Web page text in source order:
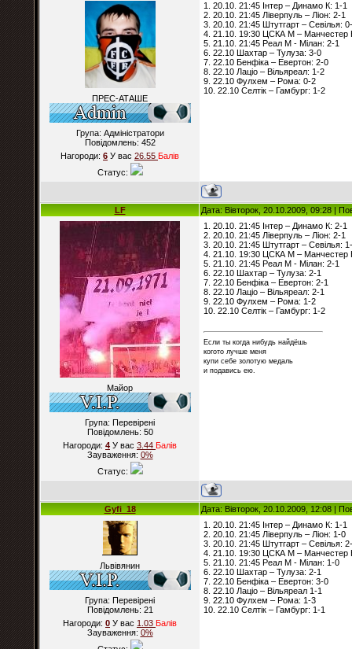
ПРЕС-АТАШЕ
Група: Адміністратори
Повідомлень: 452
Нагороди: 6 У вас 26.55 Балiв
Статус:
1. 20.10. 21:45 Інтер – Динамо К: 1-1
2. 20.10. 21:45 Ліверпуль – Ліон: 2-1
3. 20.10. 21:45 Штутгарт – Севілья:
4. 21.10. 19:30 ЦСКА М –
5. 21.10. 21:45 Реал М - Мілан: 2-1
6. 22.10 Шахтар – Тулуза: 3-0
7. 22.10 Бенфіка – Евертон: 2-0
8. 22.10 Лаціо – Вільяреал: 1-2
9. 22.10 Фулхем – Рома: 0-2
10. 22.10 Селтік – Гамбург: 1-2
LF Дата: Вівторок, 20.10.2009, 09:28 |
Майор
Група: Перевірені
Повідомлень: 50
Нагороди: 4 У вас 3.44 Балiв
Зауваження: 0%
Статус:
1. 20.10. 21:45 Інтер – Динамо К: 2-1
2. 20.10. 21:45 Ліверпуль – Ліон: 2-1
3. 20.10. 21:45 Штутгарт – Севілья:
4. 21.10. 19:30 ЦСКА М –
5. 21.10. 21:45 Реал М - Мілан: 2-1
6. 22.10 Шахтар – Тулуза: 2-1
7. 22.10 Бенфіка – Евертон: 2-1
8. 22.10 Лаціо – Вільяреал: 2-1
9. 22.10 Фулхем – Рома: 1-2
10. 22.10 Селтік – Гамбург: 1-2
Если ты когда нибудь найдёшь
когото лучше меня
купи себе золотую медаль
и подавись ею.
Gyfi_18 Дата: Вівторок, 20.10.2009, 12:08 |
Львівянин
Група: Перевірені
Повідомлень: 21
Нагороди: 0 У вас 1.03 Балiв
Зауваження: 0%
1. 20.10. 21:45 Інтер – Динамо К: 1-1
2. 20.10. 21:45 Ліверпуль – Ліон: 1-0
3. 20.10. 21:45 Штутгарт – Севілья:
4. 21.10. 19:30 ЦСКА М –
5. 21.10. 21:45 Реал М - Мілан: 1-0
6. 22.10 Шахтар – Тулуза: 2-1
7. 22.10 Бенфіка – Евертон: 3-0
8. 22.10 Лаціо – Вільяреал 1-1
9. 22.10 Фулхем – Рома: 1-3
10. 22.10 Селтік – Гамбург: 1-1